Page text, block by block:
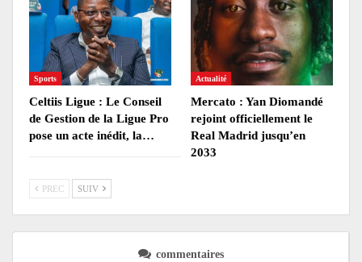
Sports
Celtiis Ligue : Le Conseil
de Gestion de la Ligue Pro
pose un acte inédit, la…
Actualité
Mercato : Yan Diomandé
rejoint officiellement le
Real Madrid jusqu’en
2033
PREC SUIV
commentaires